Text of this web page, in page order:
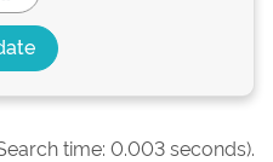
time: 0.003 seconds).